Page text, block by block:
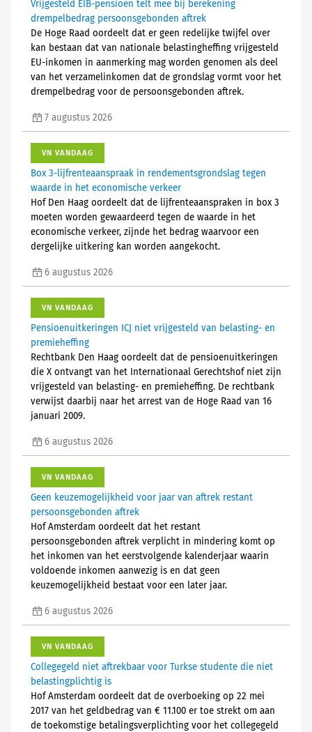
Vrijgesteld EIB-pensioen telt mee bij berekening
drempelbedrag persoonsgebonden aftrek
De Hoge Raad oordeelt dat er geen redelijke twijfel over
kan bestaan dat van nationale belastingheffing vrijgesteld
EU-inkomen in aanmerking mag worden genomen als deel
van het verzamelinkomen dat de grondslag vormt voor het
drempelbedrag voor de persoonsgebonden aftrek.
7 augustus 2026
VN VANDAAG
Box 3-lijfrenteaanspraak in rendementsgrondslag tegen
waarde in het economische verkeer
Hof Den Haag oordeelt dat de lijfrenteaanspraken in box 3
moeten worden gewaardeerd tegen de waarde in het
economische verkeer, zijnde het bedrag waarvoor een
dergelijke uitkering kan worden aangekocht.
6 augustus 2026
VN VANDAAG
Pensioenuitkeringen ICJ niet vrijgesteld van belasting- en
premieheffing
Rechtbank Den Haag oordeelt dat de pensioenuitkeringen
die X ontvangt van het Internationaal Gerechtshof niet zijn
vrijgesteld van belasting- en premieheffing. De rechtbank
verwijst daarbij naar het arrest van de Hoge Raad van 16
januari 2009.
6 augustus 2026
VN VANDAAG
Geen keuzemogelijkheid voor jaar van aftrek restant
persoonsgebonden aftrek
Hof Amsterdam oordeelt dat het restant
persoonsgebonden aftrek verplicht in mindering komt op
het inkomen van het eerstvolgende kalenderjaar waarin
voldoende inkomen aanwezig is en dat geen
keuzemogelijkheid bestaat voor een later jaar.
6 augustus 2026
VN VANDAAG
Collegegeld niet aftrekbaar voor Turkse studente die niet
belastingplichtig is
Hof Amsterdam oordeelt dat de overboeking op 22 mei
2017 van het geldbedrag van € 11.100 er toe strekt om aan
de toekomstige betalingsverplichting voor het collegegeld